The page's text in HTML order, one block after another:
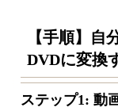
【手順】自
DVDに変換
ステップ1: 動